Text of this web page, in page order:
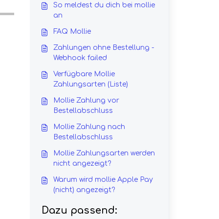
So meldest du dich bei mollie
an
FAQ Mollie
Zahlungen ohne Bestellung -
Webhook failed
Verfügbare Mollie
Zahlungsarten (Liste)
Mollie Zahlung vor
Bestellabschluss
Mollie Zahlung nach
Bestellabschluss
Mollie Zahlungsarten werden
nicht angezeigt?
Warum wird mollie Apple Pay
(nicht) angezeigt?
Dazu passend: